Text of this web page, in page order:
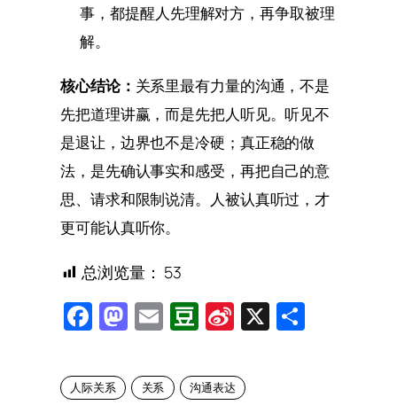
事，都提醒人先理解对方，再争取被理
解。
核心结论： 关系里最有力量的沟通，不是
先把道理讲赢，而是先把人听见。听见不
是退让，边界也不是冷硬；真正稳的做
法，是先确认事实和感受，再把自己的意
思、请求和限制说清。人被认真听过，才
更可能认真听你。
总浏览量： 53
Facebook
Mastodon
EmailDouban
Sina
X
人际关系 关系 沟通表达